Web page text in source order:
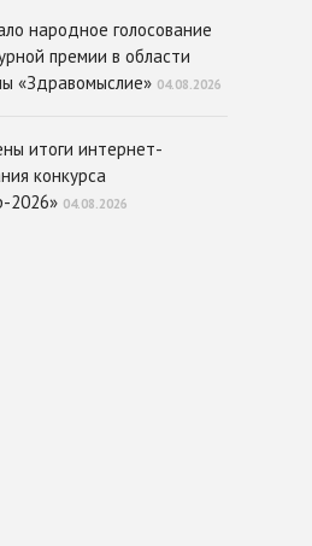
народное голосование
премии в области
«Здравомыслие» 04.08.2026
итоги интернет-
конкурса
2026» 04.08.2026